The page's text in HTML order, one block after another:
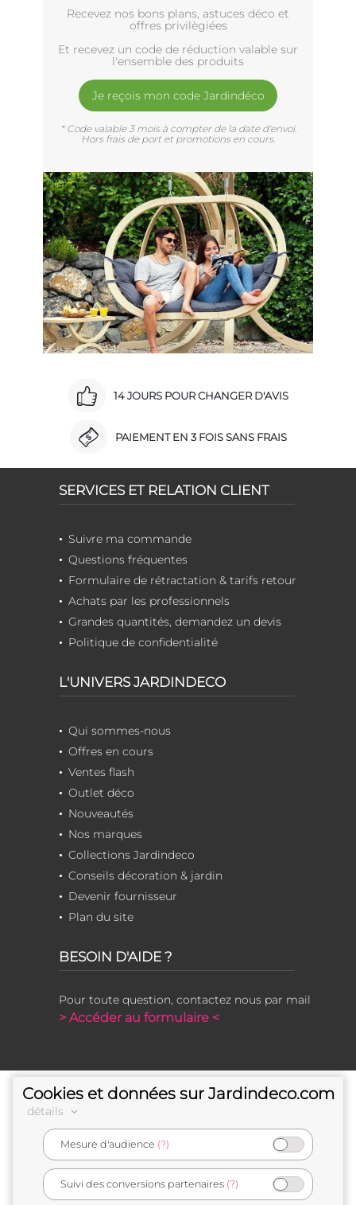
Recevez nos bons plans, astuces déco et
offres privilègiées
Et recevez un code de réduction valable sur
l'ensemble des produits
Je reçois mon code Jardindéco
* Code valable 3 mois à compter de la date d'envoi.
Hors frais de port et promotions en cours.
14 JOURS POUR CHANGER D'AVIS
PAIEMENT EN 3 FOIS SANS FRAIS
SERVICES ET RELATION CLIENT
Suivre ma commande
Questions fréquentes
Formulaire de rétractation & tarifs retour
Achats par les professionnels
Grandes quantités, demandez un devis
Politique de confidentialité
L'UNIVERS JARDINDECO
Qui sommes-nous
Offres en cours
Ventes flash
Outlet déco
Nouveautés
Nos marques
Collections Jardindeco
Conseils décoration & jardin
Devenir fournisseur
Plan du site
BESOIN D'AIDE ?
Pour toute question, contactez nous par mail
> Accéder au formulaire <
e-commerçant français
Cookies et données sur Jardindeco.com
détails
Mesure d'audience (?)
Suivi des conversions partenaires (?)